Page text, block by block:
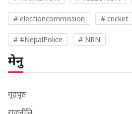
# electioncommission # cricket
# #NepalPolice # NRN
मेनु
गृहपृष्ठ